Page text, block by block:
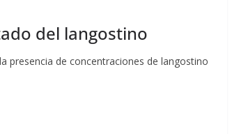
del langostino
presencia de concentraciones de langostino